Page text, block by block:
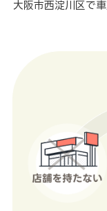
大阪市西淀川区で